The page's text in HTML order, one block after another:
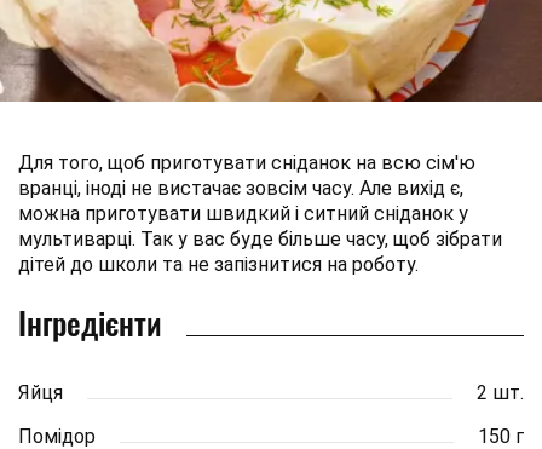
Для того, щоб приготувати сніданок на всю сім'ю
вранці, іноді не вистачає зовсім часу. Але вихід є,
можна приготувати швидкий і ситний сніданок у
мультиварці. Так у вас буде більше часу, щоб зібрати
дітей до школи та не запізнитися на роботу.
Інгредієнти
Яйця
2 шт.
Помідор
150 г